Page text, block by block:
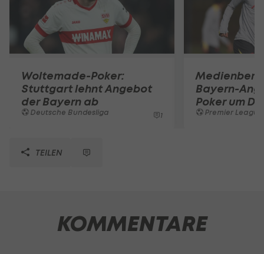
Woltemade-Poker:
Stuttgart lehnt Angebot
der Bayern ab
Deutsche Bundesliga 1
Bayern-
Poker um
Premier League
TEILEN
KOMMENTARE